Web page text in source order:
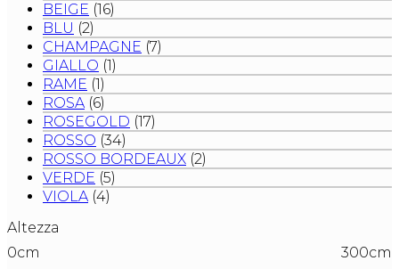
BEIGE (16)
BLU (2)
CHAMPAGNE (7)
GIALLO (1)
RAME (1)
ROSA (6)
ROSEGOLD (17)
ROSSO (34)
ROSSO BORDEAUX (2)
VERDE (5)
VIOLA (4)
Altezza
0cm
300cm